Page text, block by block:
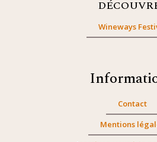
Wineways
Contact
Mentions